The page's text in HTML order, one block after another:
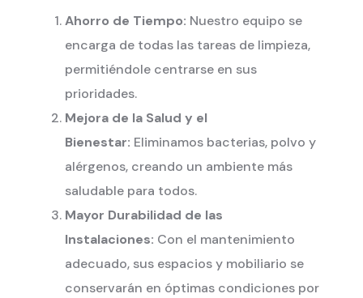
Ahorro de Tiempo: Nuestro equipo se
encarga de todas las tareas de limpieza,
permitiéndole centrarse en sus
prioridades.
Mejora de la Salud y el
Bienestar: Eliminamos bacterias, polvo y
alérgenos, creando un ambiente más
saludable para todos.
Mayor Durabilidad de las
Instalaciones: Con el mantenimiento
adecuado, sus espacios y mobiliario se
conservarán en óptimas condiciones por